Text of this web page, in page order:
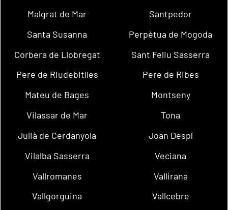
Malgrat de Mar
Santpedor
Santa Susanna
Perpètua de Mogoda
Corbera de Llobregat
Sant Feliu Sasserra
Pere de Riudebitlles
Pere de Ribes
Mateu de Bages
Montseny
Vilassar de Mar
Tona
Julià de Cerdanyola
Joan Despí
Vilalba Sasserra
Veciana
Vallromanes
Vallirana
Vallgorguina
Vallcebre